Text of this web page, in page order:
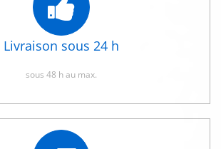
Livraison sous 24 h
sous 48 h au max.